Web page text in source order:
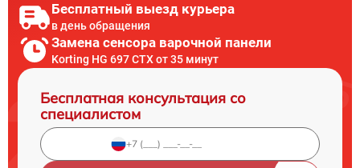
Бесплатный выезд курьера
в день обращения
Замена сенсора варочной панели
Korting HG 697 CTX от 35 минут
Бесплатная консультация со
специалистом